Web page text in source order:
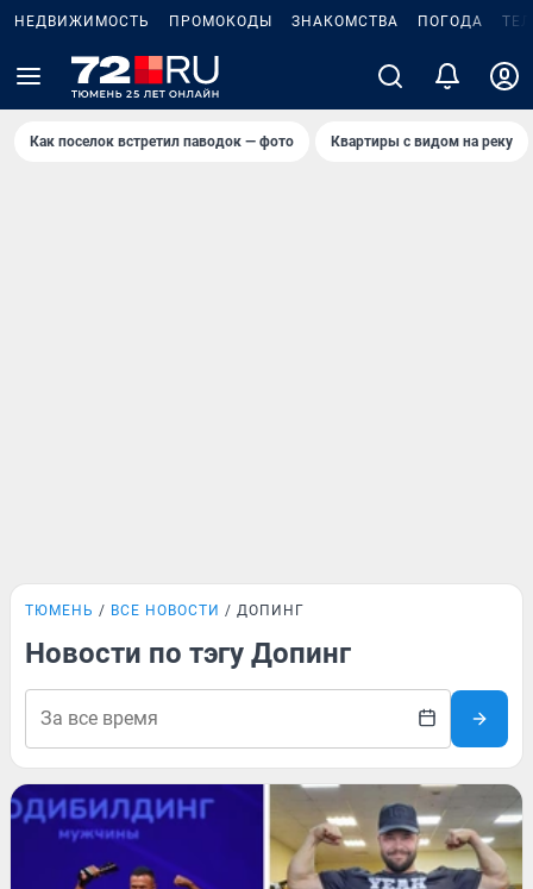
НЕДВИЖИМОСТЬ ПРОМОКОДЫ ЗНАКОМСТВА ПОГОДА
Как поселок встретил паводок — фото Квартиры с видом на реку
ТЮМЕНЬ ВСЕ НОВОСТИ ДОПИНГ
Новости по тэгу Допинг